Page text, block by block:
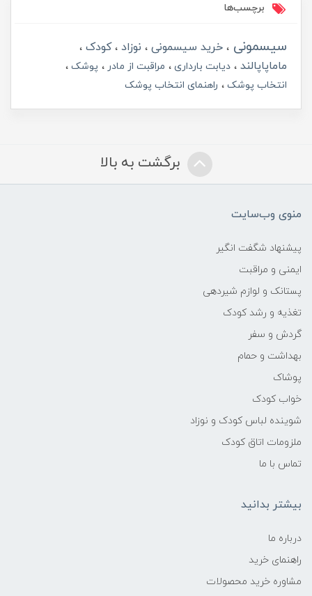
برچسب‌ها
سیسمونی خرید سیسمونی نوزاد
کودک
ماماپاپالند
دیابت بارداری مراقبت از مادر
پوشک
انتخاب پوشک
راهنمای انتخاب پوشک
برگشت به بالا
منوی وب‌سایت
پیشنهاد شگفت انگیر
ایمنی و مراقبت
پستانک و لوازم شیردهی
تغذیه و رشد کودک
گردش و سفر
بهداشت و حمام
پوشاک
خواب کودک
شوینده لباس کودک و نوزاد
ملزومات اتاق کودک
تماس با ما
بیشتر بدانید
درباره ما
راهنمای خرید
مشاوره خرید محصولات